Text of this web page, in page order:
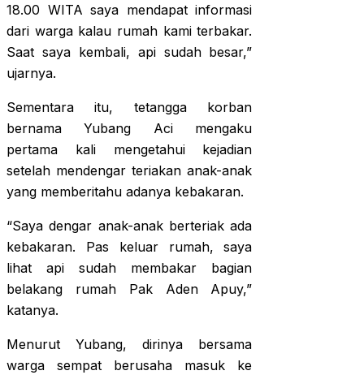
18.00 WITA saya mendapat informasi
dari warga kalau rumah kami terbakar.
Saat saya kembali, api sudah besar,”
ujarnya.
Sementara itu, tetangga korban
bernama Yubang Aci mengaku
pertama kali mengetahui kejadian
setelah mendengar teriakan anak-anak
yang memberitahu adanya kebakaran.
“Saya dengar anak-anak berteriak ada
kebakaran. Pas keluar rumah, saya
lihat api sudah membakar bagian
belakang rumah Pak Aden Apuy,”
katanya.
Menurut Yubang, dirinya bersama
warga sempat berusaha masuk ke